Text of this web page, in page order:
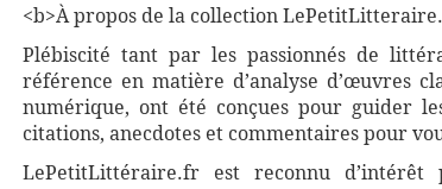
<b>À propos de la collection
Plébiscité tant par les passionnés de
référence en matière d’analyse d’œuvres
numérique, ont été conçues pour guider
citations, anecdotes et commentaires pour
LePetitLittéraire.fr est reconnu d’intérêt